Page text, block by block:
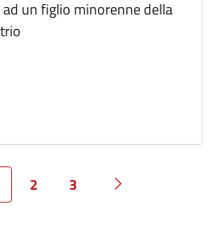
un figlio minorenne della
Pagina
2 Pagina
3
Pagina